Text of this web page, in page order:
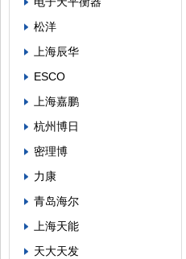
松洋
上海辰华
ESCO
上海嘉鹏
杭州博日
密理博
力康
青岛海尔
上海天能
天大天发